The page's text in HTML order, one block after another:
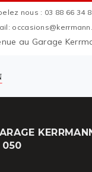
nous : 03 88 66 34
au Garage
050